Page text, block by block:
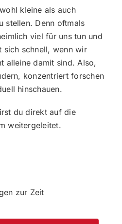
kleine als auch
stellen. Denn oftmals
viel für uns tun und
sich schnell, wenn wir
alleine damit sind. Also,
konzentriert forschen
hinschauen.
du direkt auf die
weitergeleitet.
zur Zeit